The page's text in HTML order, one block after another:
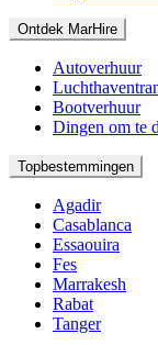
Ontdek MarHire
Autoverhuur
Bootverhuur
Dingen om te
Topbestemmingen
Agadir
Casablanca
Essaouira
Fes
Marrakesh
Rabat
Tanger